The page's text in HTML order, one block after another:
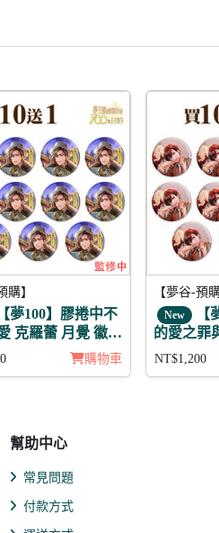
購】
夢100】膠捲中不
克羅蕾 月覺 徽章
購物車
【夢谷-預購
New 【
的愛之罪
NT$1,200
幫助中心
常見問題
付款方式